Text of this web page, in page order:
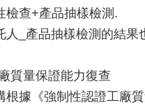
檢查+產品抽樣檢測.
人_產品抽樣檢測的結果
質量保證能力復查
根據《強制性認證工廠